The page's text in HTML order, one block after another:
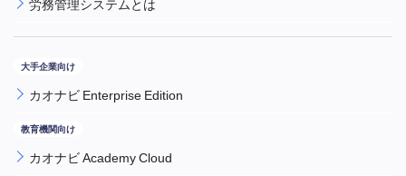
カオナビ Enterprise Edition
カオナビ Academy Cloud